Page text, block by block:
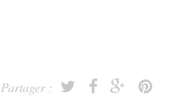
Partager :